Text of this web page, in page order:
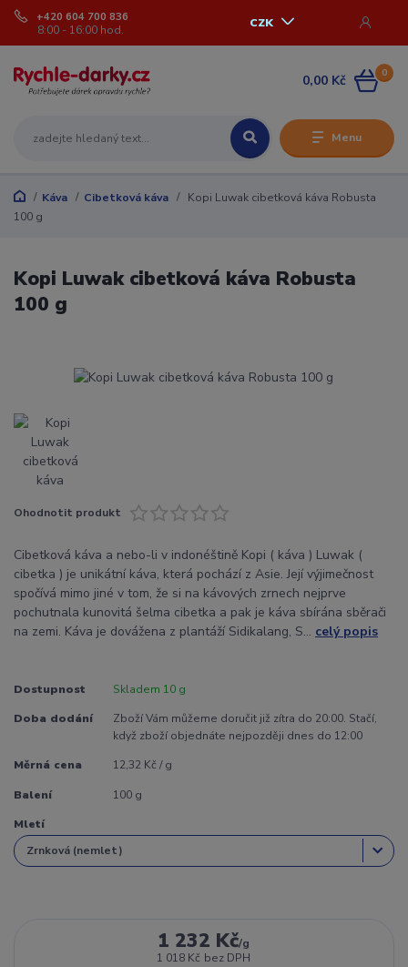
Menu
CZK
+420 604 700 836
8:00 - 16:00 hod.
0
0,00 Kč
Káva Cibetková káva
Kopi Luwak cibetková káva Robusta
100 g
Kopi Luwak cibetková káva Robusta
100 g
Ohodnotit produkt
Cibetková káva a nebo-li v indonéštině Kopi ( káva ) Luwak (
cibetka ) je unikátní káva, která pochází z Asie. Její výjimečnost
spočívá mimo jiné v tom, že si na kávových zrnech nejprve
pochutnala kunovitá šelma cibetka a pak je káva sbírána sběrači
na zemi. Káva je dovážena z plantáží Sidikalang, S... celý popis
Dostupnost Skladem 10 g
Doba dodání
Zboží Vám můžeme doručit již zítra do 20:00. Stačí,
když zboží objednáte nejpozději dnes do 12:00
Měrná cena 12,32 Kč / g
Balení 100 g
Mletí
1 232 Kč/g
1 018 Kč bez DPH